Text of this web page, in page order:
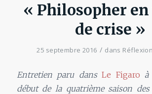
« Philosopher
de crise »
25 septembre 2016 / dans
Entretien paru dansLe Figaro à
début de la quatrième saison